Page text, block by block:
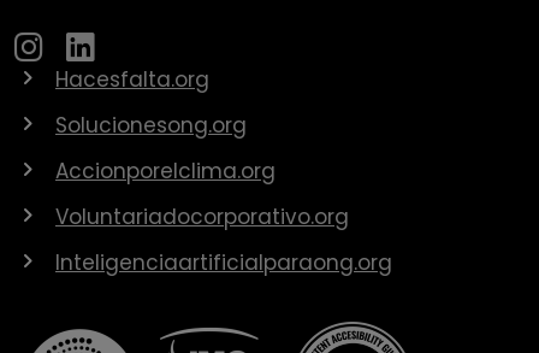
Hacesfalta.org
Solucionesong.org
Accionporelclima.org
Voluntariadocorporativo.org
Inteligenciaartificialparaong.org